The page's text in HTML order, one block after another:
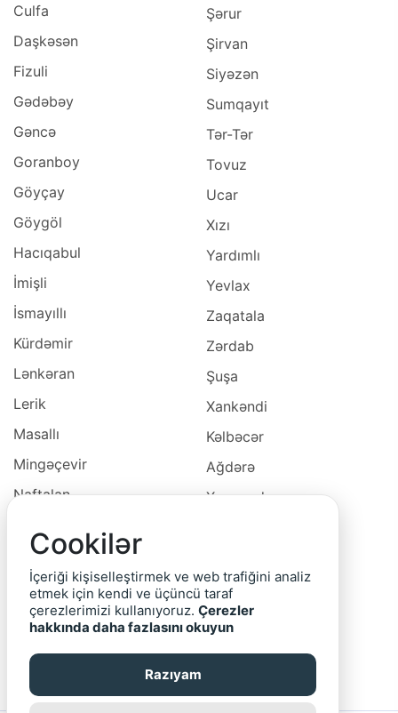
Culfa
Daşkəsən
Fizuli
Gədəbəy
Gəncə
Goranboy
Göyçay
Göygöl
Hacıqabul
İmişli
İsmayıllı
Kürdəmir
Lənkəran
Lerik
Masallı
Mingəçevir
Naftalan
Neftçala
Oğuz
Ordubad
Şərur
Şirvan
Siyəzən
Sumqayıt
Tər-Tər
Tovuz
Ucar
Xızı
Yardımlı
Yevlax
Zaqatala
Zərdab
Şuşa
Xankəndi
Kəlbəcər
Ağdərə
Xocavəd
Cəbrayıl
Qubadlı
Cookilər
İçeriği kişiselleştirmek ve web trafiğini analiz
etmek için kendi ve üçüncü taraf
çerezlerimizi kullanıyoruz. Çerezler
hakkında daha fazlasını okuyun
Razıyam